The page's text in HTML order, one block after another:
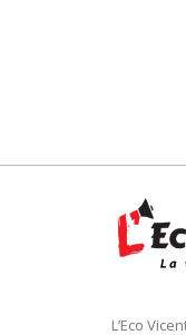
L’Eco